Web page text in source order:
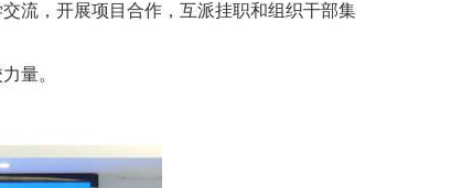
流，开展项目合作，互派挂职和组织干部集
力量。